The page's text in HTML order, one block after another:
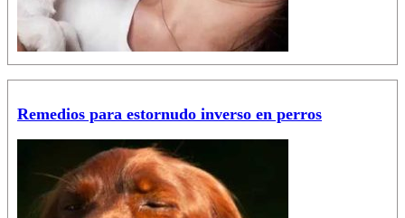
Remedios para estornudo inverso en perros